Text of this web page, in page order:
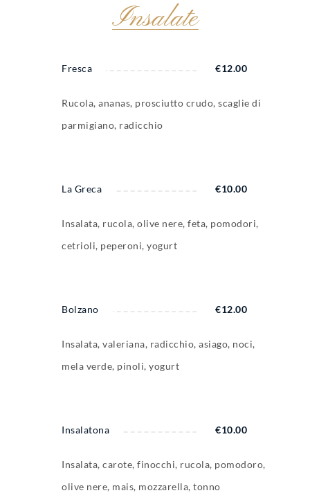
Insalate
Fresca €12.00
Rucola, ananas, prosciutto crudo, scaglie di
parmigiano, radicchio
La Greca €10.00
Insalata, rucola, olive nere, feta, pomodori,
cetrioli, peperoni, yogurt
Bolzano €12.00
Insalata, valeriana, radicchio, asiago, noci,
mela verde, pinoli, yogurt
Insalatona €10.00
Insalata, carote, finocchi, rucola, pomodoro,
olive nere, mais, mozzarella, tonno